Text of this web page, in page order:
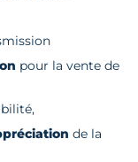
pour la vente de
de la